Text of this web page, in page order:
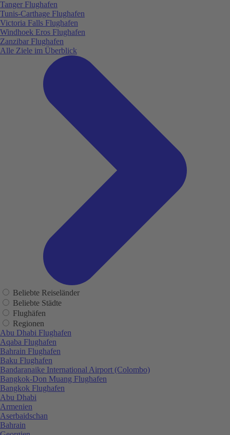
Tanger Flughafen
Tunis-Carthage Flughafen
Victoria Falls Flughafen
Windhoek Eros Flughafen
Zanzibar Flughafen
Alle Ziele im Überblick
Beliebte Reiseländer
Beliebte Städte
Flughäfen
Regionen
Abu Dhabi Flughafen
Aqaba Flughafen
Bahrain Flughafen
Baku Flughafen
Bandaranaike International Airport (Colombo)
Bangkok-Don Muang Flughafen
Bangkok Flughafen
Abu Dhabi
Armenien
Aserbaidschan
Bahrain